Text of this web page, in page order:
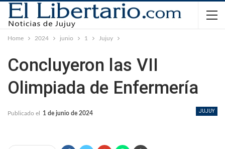
Home 2024 junio 1 Jujuy
Concluyeron las VII
Olimpiada de Enfermería
JUJUY
Publicado el 1 de junio de 2024